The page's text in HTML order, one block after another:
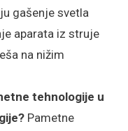
gašenje svetla
aparata iz struje
na nižim
tehnologije u
Pametne